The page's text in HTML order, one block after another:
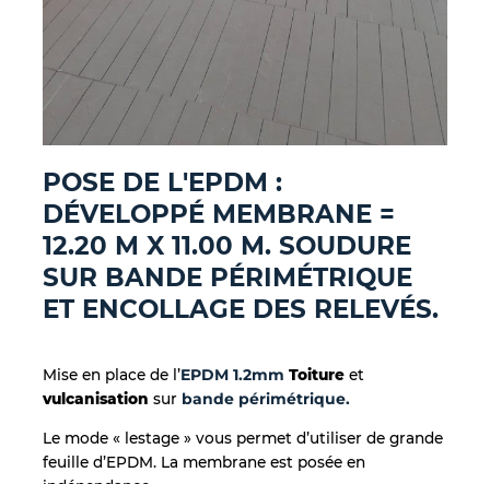
POSE DE L'EPDM :
DÉVELOPPÉ MEMBRANE =
12.20 M X 11.00 M. SOUDURE
SUR BANDE PÉRIMÉTRIQUE
ET ENCOLLAGE DES RELEVÉS.
Mise en place de l’EPDM 1.2mmToitureet
vulcanisation sur bande périmétrique.
Le mode « lestage » vous permet d’utiliser de grande
feuille d’EPDM. La membrane est posée en